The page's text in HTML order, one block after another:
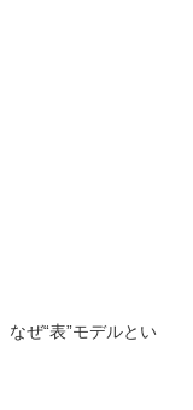
ぜ“表”モデルとい